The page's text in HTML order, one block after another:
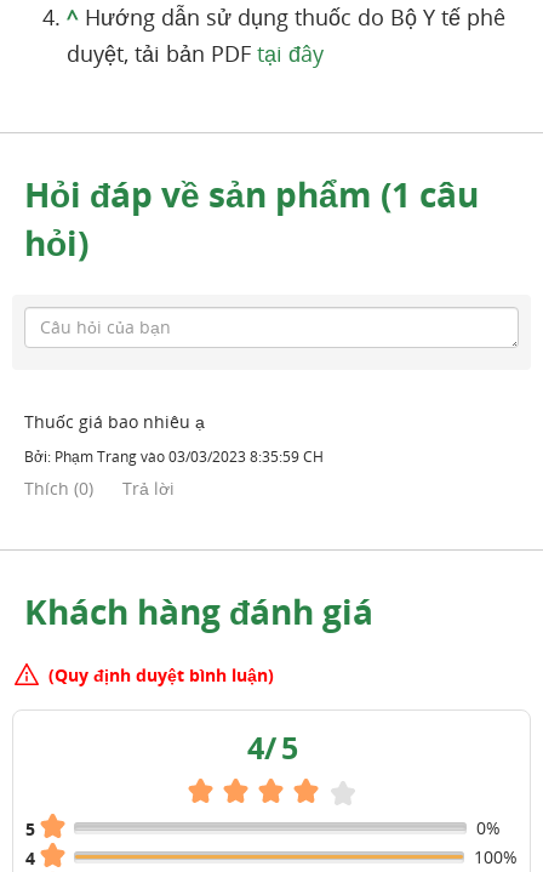
^ Hướng dẫn sử dụng thuốc do Bộ Y tế phê
duyệt, tải bản PDF tại đây
Hỏi đáp về sản phẩm (1 câu
hỏi)
Thuốc giá bao nhiêu ạ
Bởi: Phạm Trangvào03/03/2023 8:35:59 CH
Thích (0) Trả lời
Khách hàng đánh giá
(Quy định duyệt bình luận)
4/5
5
0%
4
100%